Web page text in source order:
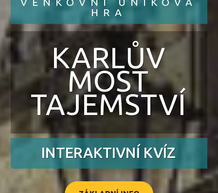
HRA
KARLŮV
MOST
TAJEMSTVÍ
INTERAKTIVNÍ KVÍZ